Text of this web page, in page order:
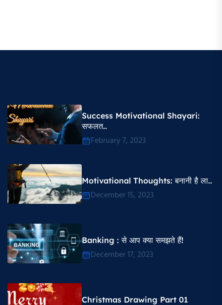
Success Motivational Shayari​:
सफलत..
February 7, 2023
Motivational Thoughts​: बनानी है ला..
December 15, 2023
Banking : से आप क्या समझते हैं!
December 17, 2023
Christmas Drawing Part 01